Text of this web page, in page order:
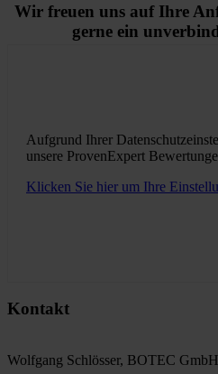
Wir freuen uns auf Ihre
gerne ein
Aufgrund Ihrer
unsere ProvenExpert
Klicken Sie hier um Ihre
Kontakt
Wolfgang Schlösser, BOTEC GmbH